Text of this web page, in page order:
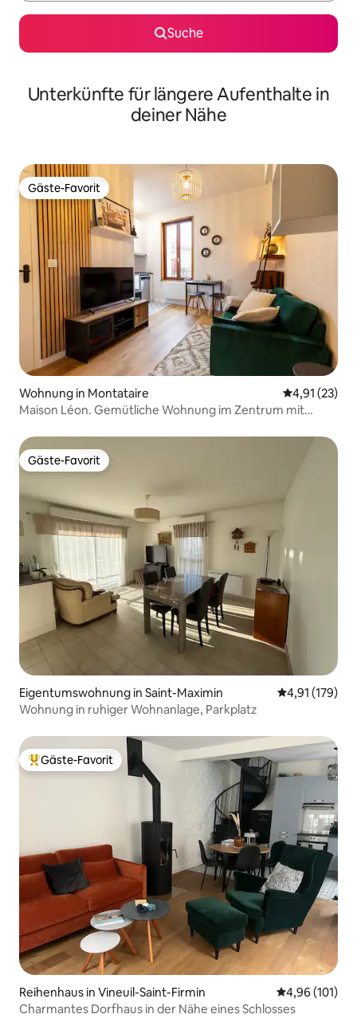
Suche
Unterkünfte für längere Aufenthalte in
deiner Nähe
Gäste-Favorit
Gäste-Favorit
Wohnung in Montataire
4,91 (23)
Maison Léon. Gemütliche Wohnung im Zentrum mit
Gäste-Favorit
Gäste-Favorit
Eigentumswohnung in Saint-Maximin
4,91 (179)
Wohnung in ruhiger Wohnanlage, Parkplatz
Beliebter Gäste-Favorit.
Gäste-Favorit
Reihenhaus in Vineuil-Saint-Firmin
4,96 (101)
Charmantes Dorfhaus in der Nähe eines Schlosses